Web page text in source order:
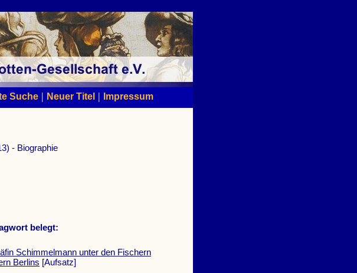
Suche | Neuer Titel | Impressum
- Biographie
belegt:
Schimmelmann unter den Fischern
Berlins [Aufsatz]